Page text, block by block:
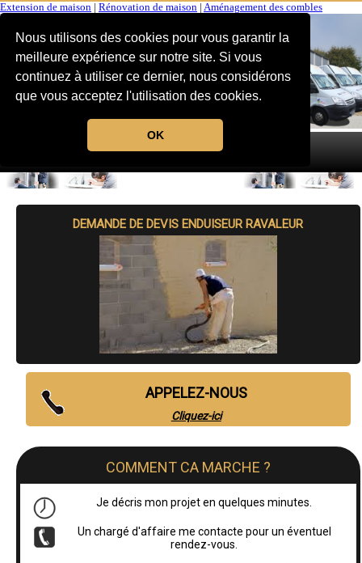
Nous utilisons des cookies pour vous garantir la
meilleure expérience sur notre site. Si vous
continuez à utiliser ce dernier, nous considérons
que vous acceptez l'utilisation des cookies.
OK
Extension de maison Rénovation de maison Aménagement des combles
MENU
DEMANDE DE DEVIS ENDUISEUR RAVALEUR
APPELEZ-NOUS
Cliquez-ici
COMMENT CA MARCHE ?
Je décris mon projet en quelques minutes.
Un chargé d'affaire me contacte pour un éventuel
rendez-vous.